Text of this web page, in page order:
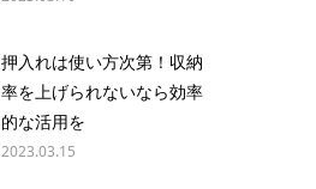
押入れは使い方次第！収納
率を上げられないなら効率
的な活用を
2023.03.15